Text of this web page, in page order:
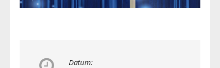
Datum: